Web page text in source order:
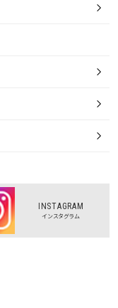
INSTAGRAM
インスタグラム